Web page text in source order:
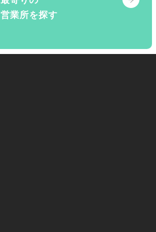
営業所を探す